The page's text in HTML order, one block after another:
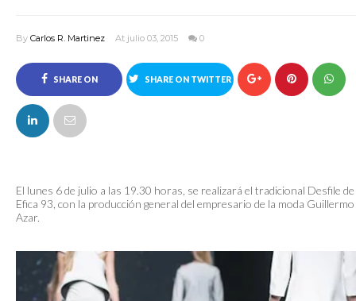
By Carlos R. Martinez At julio 03, 2015 0
SHARE ON
FACEBOOK
SHARE ON TWITTER
El lunes 6 de julio a las 19.30 horas, se realizará el tradicional Desfile de
Efica 93, con la producción general del empresario de la moda Guillermo
Azar.